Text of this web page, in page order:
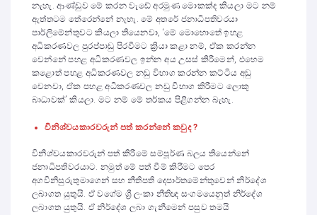
නැහැ. ආණ්ඩුව මේ කරන වැඩේ අරමුණ මොකක්ද කියලා මට නම්
ඇත්තටම තේරෙන්නේ නැහැ. මේ අතරේ ජනාධිපතිවරයා
පාර්ලිමේන්තුවට කියලා තියෙනවා, ‘මේ මොහොතේ ඉහළ
අධිකරණවල පුරප්පාඩු පිරවීමට ක්‍රියා කළා නම්, ඒක කරන්න
වෙන්නේ පහළ අධිකරණවල ඉන්න අය උසස් කිරීමෙන්, එහෙම
කළොත් පහළ අධිකරණවල නඩු විභාග කරන්න කට්ටිය අඩු
වෙනවා, ඒක පහළ අධිකරණවල නඩු විභාග කිරීමට ලොකු
බාධාවක්’ කියලා. මට නම් මේ තර්කය පිළිගන්න බැහැ.
විනිශ්චයකාරවරුන් පත් කරන්නේ කවුද ?
විනිශ්චයකාරවරුන් පත් කිරීමේ සම්පූර්ණ බලය තියෙන්නේ
ජනාධිපතිවරයාට. නමුත් මේ පත් වීම් කිරීමට පෙර
අගවිනිසුරුතුමාගෙන් සහ නීතිපති දෙපාර්තමේන්තුවෙන් නිර්දේශ
ලබාගත යුතුයි. ඒ වගේම ශ්‍රී ලංකා නීතිඥ සංගමයෙනුත් නිර්දේශ
ලබාගත යුතුයි. ඒ නිර්දේශ ලබා ගැනීමෙන් පසුව තමයි